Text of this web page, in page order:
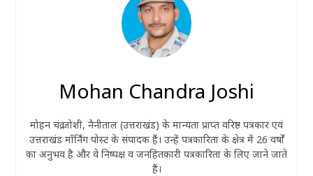
Mohan Chandra Joshi
मोहन चंद्र जोशी, नैनीताल (उत्तराखंड) के मान्यता प्राप्त वरिष्ठ पत्रकार एवं
उत्तराखंड मॉर्निंग पोस्ट के संपादक हैं। उन्हें पत्रकारिता के क्षेत्र में 26 वर्षों
का अनुभव है और वे निष्पक्ष व जनहितकारी पत्रकारिता के लिए जाने जाते
हैं।